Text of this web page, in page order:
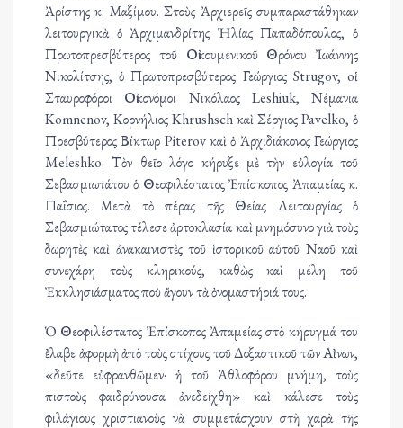
Ἀρίστης κ. Μαξίμου. Στοὺς Ἀρχιερεῖς συμπαραστάθηκαν
λειτουργικὰ ὁ Ἀρχιμανδρίτης Ἠλίας Παπαδόπουλος, ὁ
Πρωτοπρεσβύτερος τοῦ Οἰκουμενικοῦ Θρόνου Ἰωάννης
Νικολίτσης, ὁ Πρωτοπρεσβύτερος Γεώργιος Strugov, oἱ
Σταυροφόροι Οἰκονόμοι Νικόλαος Leshiuk, Νέμανια
Komnenov, Κορνήλιος Khrushsch καὶ Σέργιος Pavelko, ὁ
Πρεσβύτερος Βίκτωρ Piterov καὶ ὁ Ἀρχιδιάκονος Γεώργιος
Meleshko. Τὸν θεῖο λόγο κήρυξε μὲ τὴν εὐλογία τοῦ
Σεβασμιωτάτου ὁ Θεοφιλέστατος Ἐπίσκοπος Ἀπαμείας κ.
Παΐσιος. Μετὰ τὸ πέρας τῆς Θείας Λειτουργίας ὁ
Σεβασμιώτατος τέλεσε ἀρτοκλασία καὶ μνημόσυνο γιὰ τοὺς
δωρητὲς καὶ ἀνακαινιστὲς τοῦ ἱστορικοῦ αὐτοῦ Ναοῦ καὶ
συνεχάρη τοὺς κληρικούς, καθὼς καὶ μέλη τοῦ
Ἐκκλησιάσματος ποὺ ἄγουν τὰ ὀνομαστήριά τους.
Ὁ Θεοφιλέστατος Ἐπίσκοπος Ἀπαμείας στὸ κήρυγμά του
ἔλαβε ἀφορμὴ ἀπὸ τοὺς στίχους τοῦ Δοξαστικοῦ τῶν Αἴνων,
«δεῦτε εὐφρανθῶμεν· ἡ τοῦ Ἀθλοφόρου μνήμη, τοὺς
πιστοὺς φαιδρύνουσα ἀνεδείχθη» καὶ κάλεσε τοὺς
φιλάγιους χριστιανοὺς νὰ συμμετάσχουν στὴ χαρὰ τῆς